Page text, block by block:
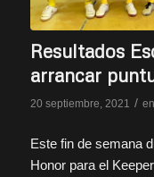
Resultados
arrancar
20 septiembre, 2021 / en
Este fin de semana
Honor para el